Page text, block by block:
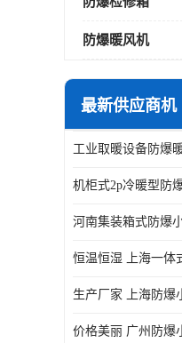
防爆暖风机
最新供应商机
河南集装箱式防爆
恒温恒湿 上海一体
生产厂家 上海防爆
价格美丽 广州防爆